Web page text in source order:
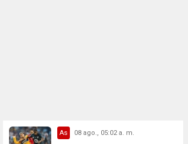
As 08 ago., 05:02 a. m.